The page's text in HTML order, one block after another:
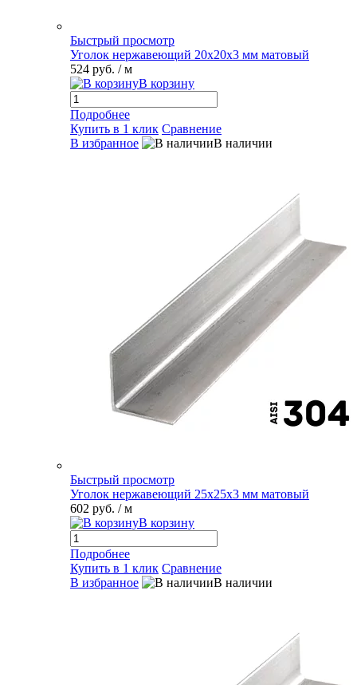
Быстрый просмотр
Уголок нержавеющий 20х20х3 мм матовый
524 руб. / м
В корзину
Подробнее
Купить в 1 клик Сравнение
В избранное
В наличии
Быстрый просмотр
Уголок нержавеющий 25х25х3 мм матовый
602 руб. / м
В корзину
Подробнее
Купить в 1 клик Сравнение
В избранное
В наличии